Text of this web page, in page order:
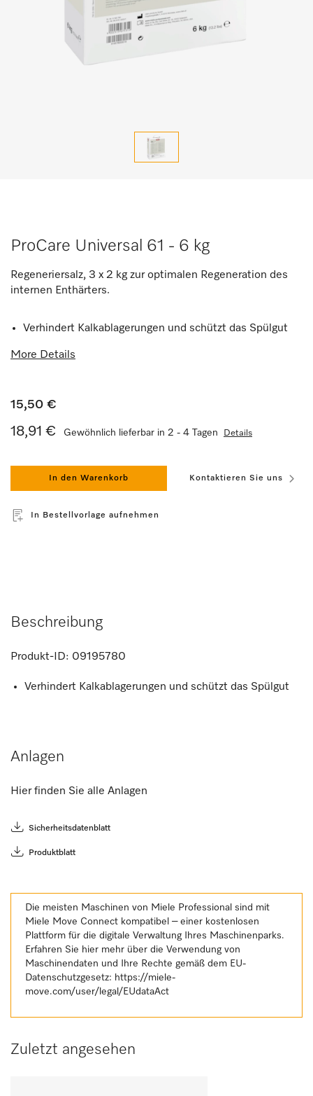
ProCare Universal 61 - 6 kg
Regeneriersalz, 3 x 2 kg zur optimalen Regeneration des
internen Enthärters.
Verhindert Kalkablagerungen und schützt das Spülgut
More Details
15,50 €
18,91 € Gewöhnlich lieferbar in 2 - 4 Tagen Details
In den Warenkorb Kontaktieren Sie uns
In Bestellvorlage aufnehmen
Beschreibung
Produkt-ID: 09195780
Verhindert Kalkablagerungen und schützt das Spülgut
Anlagen
Hier finden Sie alle Anlagen
Sicherheitsdatenblatt
Produktblatt
Die meisten Maschinen von Miele Professional sind mit
Miele Move Connect kompatibel – einer kostenlosen
Plattform für die digitale Verwaltung Ihres Maschinenparks.
Erfahren Sie hier mehr über die Verwendung von
Maschinendaten und Ihre Rechte gemäß dem EU-
Datenschutzgesetz: https://miele-
move.com/user/legal/EUdataAct
Zuletzt angesehen